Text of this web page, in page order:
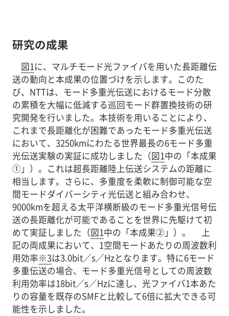
研究の成果
図1に、マルチモード光ファイバを用いた長距離伝
送の動向と本成果の位置づけを示します。このた
び、NTTは、モード多重光伝送におけるモード分散
の累積を大幅に低減する巡回モード群置換技術の研
究開発を行いました。本技術を用いることにより、
これまで長距離化が困難であったモード多重光伝送
において、3250kmにわたる世界最長の6モード多重
光伝送実験の実証に成功しました（図1中の「本成果
①」）。これは超長距離陸上伝送システムの距離に
相当します。さらに、多重度を柔軟に制御可能な空
間モードダイバーシティ光伝送と組み合わせ、
9000kmを超える太平洋横断級のモード多重光信号伝
送の長距離化が可能であることを世界に先駆けて初
めて実証しました（図1中の「本成果②」）。 上
記の両成果において、1空間モードあたりの周波数利
用効率※3は3.0bit／s／Hzとなります。特に6モード
多重伝送の場合、モード多重光信号としての周波数
利用効率は18bit／s／Hzに達し、光ファイバ1本あた
りの容量を既存のSMFと比較して6倍に拡大できる可
能性を示しました。